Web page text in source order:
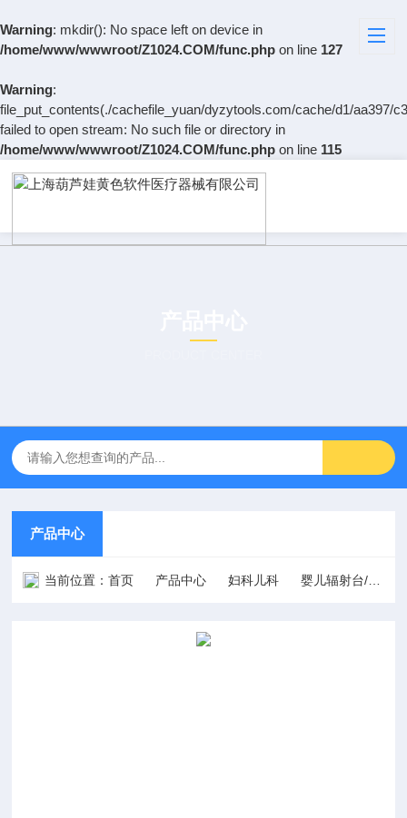
Warning: mkdir(): No space left on device in
/home/www/wwwroot/Z1024.COM/func.php on line 127
Warning:
file_put_contents(./cachefile_yuan/dyzytools.com/cache/d1/aa397/
failed to open stream: No such file or directory in
/home/www/wwwroot/Z1024.COM/func.php on line 115
产品中心
当前位置：首页 产品中心 妇科儿科 婴儿辐射台/抢救台